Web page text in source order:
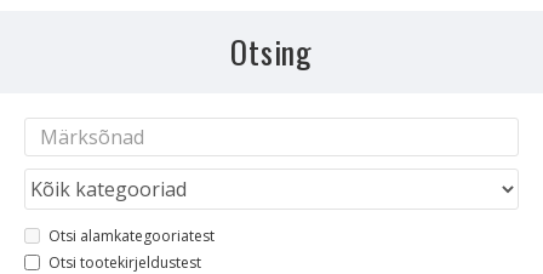
Otsing
Otsi alamkategooriatest
Otsi tootekirjeldustest